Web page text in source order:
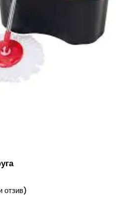
отзив)